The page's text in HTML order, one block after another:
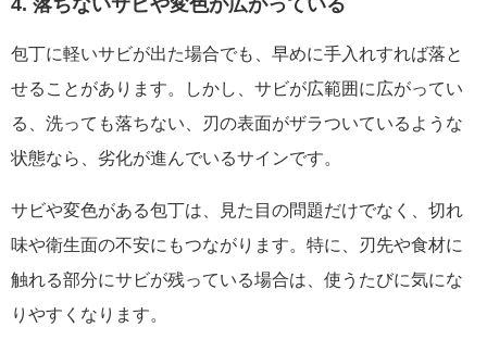
包丁に軽いサビが出た場合でも、早めに手入れすれば落と
せることがあります。しかし、サビが広範囲に広がってい
る、洗っても落ちない、刃の表面がザラついているような
状態なら、劣化が進んでいるサインです。
サビや変色がある包丁は、見た目の問題だけでなく、切れ
味や衛生面の不安にもつながります。特に、刃先や食材に
触れる部分にサビが残っている場合は、使うたびに気にな
りやすくなります。